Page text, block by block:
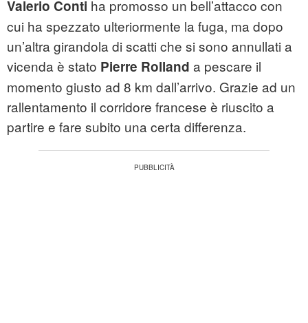
Valerio Conti ha promosso un bell’attacco con
cui ha spezzato ulteriormente la fuga, ma dopo
un’altra girandola di scatti che si sono annullati a
vicenda è stato Pierre Rolland a pescare il
momento giusto ad 8 km dall’arrivo. Grazie ad un
rallentamento il corridore francese è riuscito a
partire e fare subito una certa differenza.